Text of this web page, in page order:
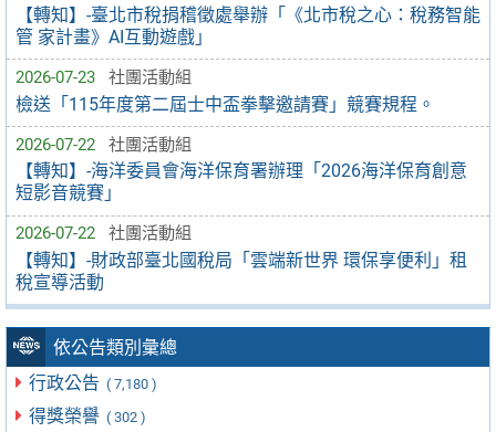
【轉知】-臺北市稅捐稽徵處舉辦「《北市稅之心：稅務智能
管 家計畫》AI互動遊戲」
2026-07-23 社團活動組
檢送「115年度第二屆士中盃拳擊邀請賽」競賽規程。
2026-07-22 社團活動組
【轉知】-海洋委員會海洋保育署辦理「2026海洋保育創意
短影音競賽」
2026-07-22 社團活動組
【轉知】-財政部臺北國稅局「雲端新世界 環保享便利」租
稅宣導活動
依公告類別彙總
行政公告 ( 7,180 )
得獎榮譽 ( 302 )